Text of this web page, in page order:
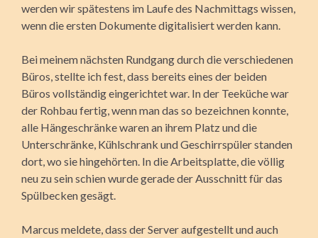
werden wir spätestens im Laufe des Nachmittags wissen,
wenn die ersten Dokumente digitalisiert werden kann.
Bei meinem nächsten Rundgang durch die verschiedenen
Büros, stellte ich fest, dass bereits eines der beiden
Büros vollständig eingerichtet war. In der Teeküche war
der Rohbau fertig, wenn man das so bezeichnen konnte,
alle Hängeschränke waren an ihrem Platz und die
Unterschränke, Kühlschrank und Geschirrspüler standen
dort, wo sie hingehörten. In die Arbeitsplatte, die völlig
neu zu sein schien wurde gerade der Ausschnitt für das
Spülbecken gesägt.
Marcus meldete, dass der Server aufgestellt und auch